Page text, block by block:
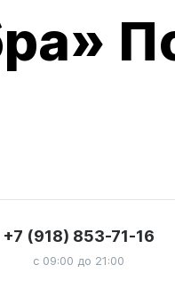
+7 (918) 853-71-16
с 09:00 до 21:00